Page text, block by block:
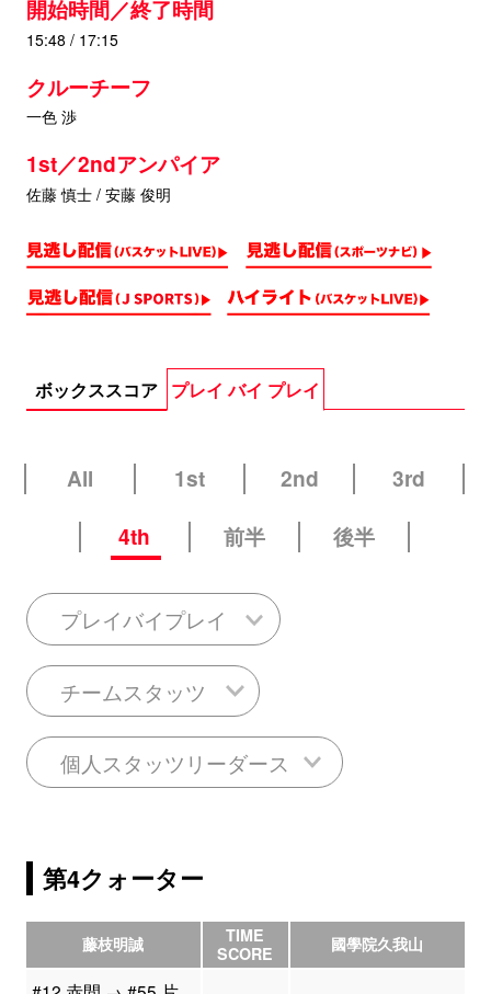
開始時間／終了時間
15:48 / 17:15
クルーチーフ
一色 渉
1st／2ndアンパイア
佐藤 慎士 / 安藤 俊明
ボックススコア プレイ バイ プレイ
All 1st 2nd
3rd
4th
前半 後半
プレイバイプレイ
チームスタッツ
個人スタッツリーダース
第4クォーター
藤枝明誠
TIME
SCORE
國學院久我山